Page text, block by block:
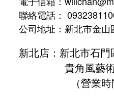
聯絡電話：
公司地址：新北市金
新北店：新北市石
貴角風藝術營
（營業時間11